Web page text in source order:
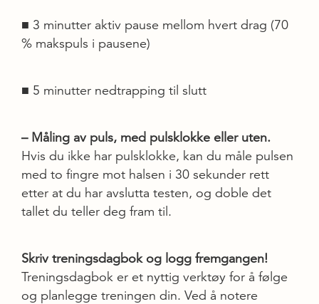
■ 3 minutter aktiv pause mellom hvert drag (70
% makspuls i pausene)
■ 5 minutter nedtrapping til slutt
– Måling av puls, med pulsklokke eller uten.
Hvis du ikke har pulsklokke, kan du måle pulsen
med to fingre mot halsen i 30 sekunder rett
etter at du har avslutta testen, og doble det
tallet du teller deg fram til.
Skriv treningsdagbok og logg fremgangen!
Treningsdagbok er et nyttig verktøy for å følge
og planlegge treningen din. Ved å notere